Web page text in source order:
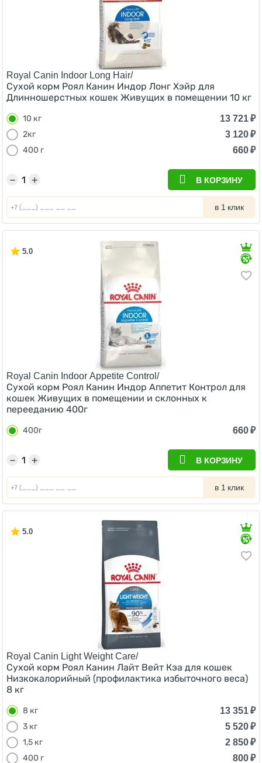
Royal Canin Indoor Long Hair/
Сухой корм Роял Канин Индор Лонг Хэйр для
Длинношерстных кошек Живущих в помещении 10 кг
10 кг 13 721₽
2кг
3 120₽
400 г
660₽
+
− В КОРЗИНУ
в 1 клик
5.0
Royal Canin Indoor Appetite Control/
Сухой корм Роял Канин Индор Аппетит Контрол для
кошек Живущих в помещении и склонных к
перееданию 400г
400г 660₽
+
− В КОРЗИНУ
в 1 клик
5.0
Royal Canin Light Weight Care/
Сухой корм Роял Канин Лайт Вейт Кэа для кошек
Низкокалорийный (профилактика избыточного веса)
8 кг
8 кг 13 351₽
3 кг
5 520₽
1,5 кг
2 850₽
400 г
800₽